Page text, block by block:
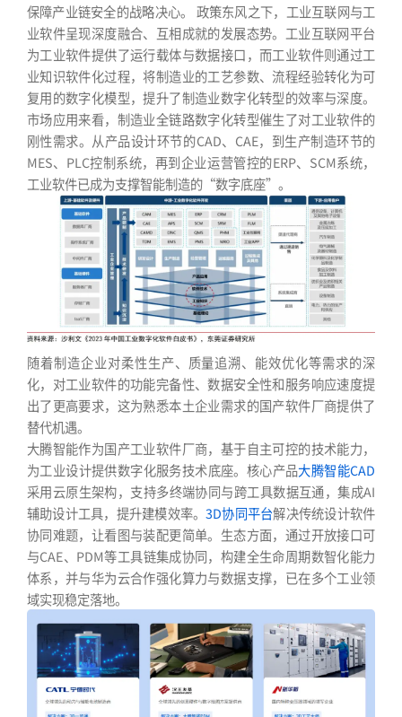
保障产业链安全的战略决心。 政策东风之下，工业互联网与工
业软件呈现深度融合、互相成就的发展态势。工业互联网平台
为工业软件提供了运行载体与数据接口，而工业软件则通过工
业知识软件化过程，将制造业的工艺参数、流程经验转化为可
复用的数字化模型，提升了制造业数字化转型的效率与深度。
市场应用来看，制造业全链路数字化转型催生了对工业软件的
刚性需求。从产品设计环节的CAD、CAE，到生产制造环节的
MES、PLC控制系统，再到企业运营管控的ERP、SCM系统，
工业软件已成为支撑智能制造的“数字底座”。
随着制造企业对柔性生产、质量追溯、能效优化等需求的深
化，对工业软件的功能完备性、数据安全性和服务响应速度提
出了更高要求，这为熟悉本土企业需求的国产软件厂商提供了
替代机遇。
大腾智能作为国产工业软件厂商，基于自主可控的技术能力，
为工业设计提供数字化服务技术底座。核心产品大腾智能CAD
采用云原生架构，支持多终端协同与跨工具数据互通，集成AI
辅助设计工具，提升建模效率。3D协同平台解决传统设计软件
协同难题，让看图与装配更简单。生态方面，通过开放接口可
与CAE、PDM等工具链集成协同，构建全生命周期数智化能力
体系，并与华为云合作强化算力与数据支撑，已在多个工业领
域实现稳定落地。